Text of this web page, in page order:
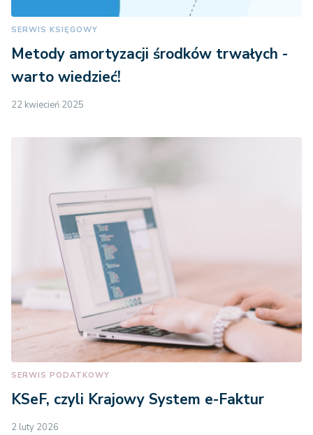
SERWIS KSIĘGOWY
Metody amortyzacji środków trwałych -
warto wiedzieć!
22 kwiecień 2025
SERWIS PODATKOWY
KSeF, czyli Krajowy System e-Faktur
2 luty 2026